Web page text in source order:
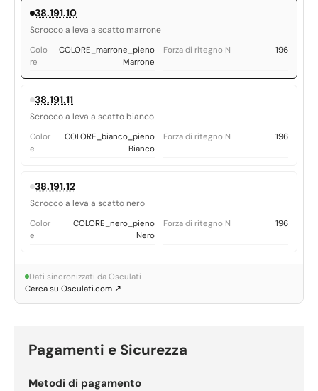
38.191.10
Scrocco a leva a scatto marrone
Colo
re
COLORE_marrone_pieno
Marrone
Forza di ritegno N 196
38.191.11
Scrocco a leva a scatto bianco
Color
e
COLORE_bianco_pieno
Bianco
Forza di ritegno N 196
38.191.12
Scrocco a leva a scatto nero
Color
e
COLORE_nero_pieno
Nero
Forza di ritegno N 196
Dati sincronizzati da Osculati
Cerca su Osculati.com ↗
Pagamenti e Sicurezza
Metodi di pagamento